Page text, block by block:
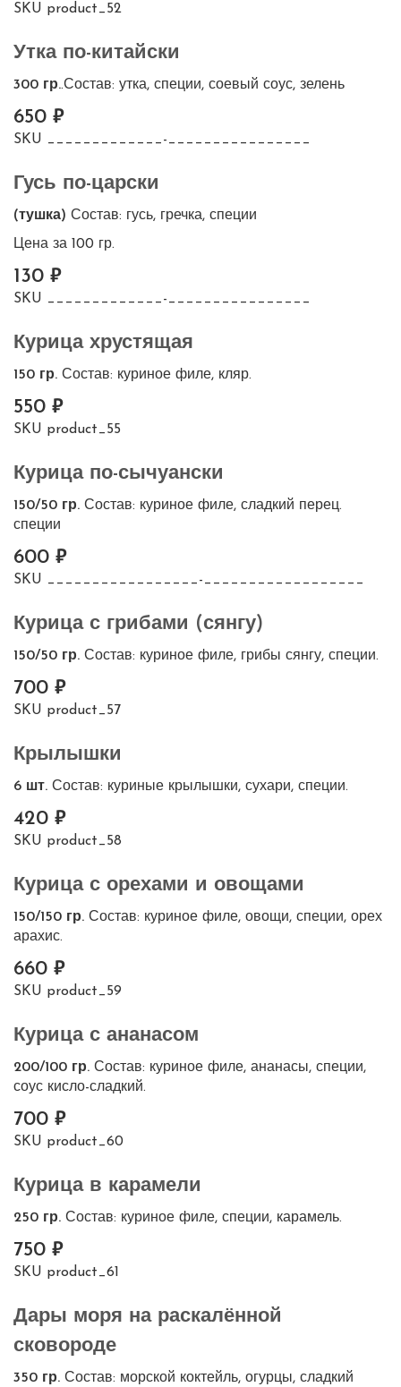
SKU product_52
Утка по-китайски
300 гр..Состав: утка, специи, соевый соус, зелень
650
SKU _____________-________________
Гусь по-царски
(тушка) Состав: гусь, гречка, специи
Цена за 100 гр.
130
SKU _____________-________________
Курица хрустящая
150 гр. Состав: куриное филе, кляр.
550
SKU product_55
Курица по-сычуански
150/50 гр. Состав: куриное филе, сладкий перец.
специи
600
SKU _________________-__________________
Курица с грибами (сянгу)
150/50 гр. Состав: куриное филе, грибы сянгу, специи.
700
SKU product_57
Крылышки
6 шт. Состав: куриные крылышки, сухари, специи.
420
SKU product_58
Курица с орехами и овощами
150/150 гр. Состав: куриное филе, овощи, специи, орех
арахис.
660
SKU product_59
Курица с ананасом
200/100 гр. Состав: куриное филе, ананасы, специи,
соус кисло-сладкий.
700
SKU product_60
Курица в карамели
250 гр. Состав: куриное филе, специи, карамель.
750
SKU product_61
Дары моря на раскалённой
сковороде
350 гр. Состав: морской коктейль, огурцы, сладкий